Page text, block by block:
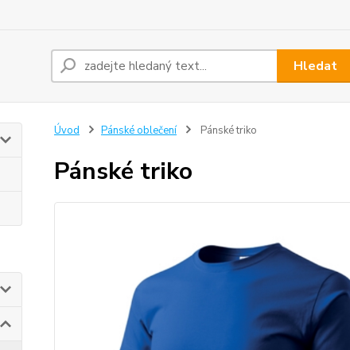
Hledat
Úvod Pánské oblečení Pánské triko
Pánské triko